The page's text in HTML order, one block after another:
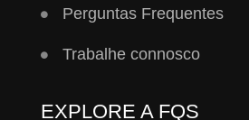
Perguntas Frequentes
Trabalhe connosco
EXPLORE A FQS